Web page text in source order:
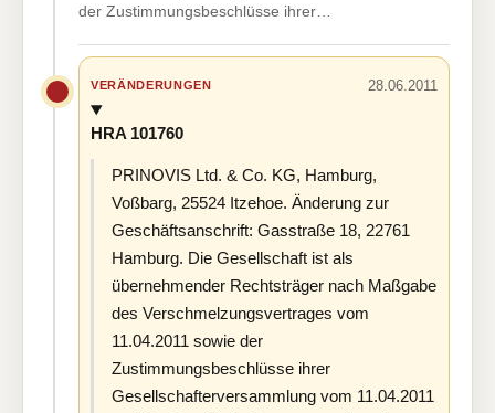
der Zustimmungsbeschlüsse ihrer…
VERÄNDERUNGEN 28.06.2011
HRA 101760
PRINOVIS Ltd. & Co. KG, Hamburg,
Voßbarg, 25524 Itzehoe. Änderung zur
Geschäftsanschrift: Gasstraße 18, 22761
Hamburg. Die Gesellschaft ist als
übernehmender Rechtsträger nach Maßgabe
des Verschmelzungsvertrages vom
11.04.2011 sowie der
Zustimmungsbeschlüsse ihrer
Gesellschafterversammlung vom 11.04.2011